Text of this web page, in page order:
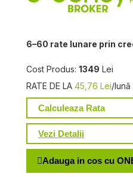
6–60 rate lunare prin
Cost Produs: 1349 Lei
RATE DE LA 45,76 Lei/lună
Calculeaza Rata
Vezi Detalii
Adauga in cos cu